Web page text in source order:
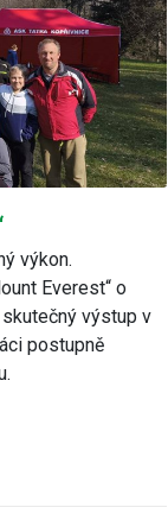
výkon.
Everest“ o
výstup v
postupně